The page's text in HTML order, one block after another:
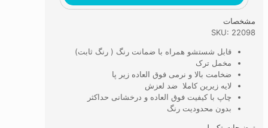
مشخصات
SKU: 22098
قابل شستشو همراه با ضمانت رنگ ( رنگ ثابت)
مخمل ترک
ضخامت بالا و نرمی فوق العاده زیر پا
لایه زیرین کاملا ضد لعزش
چاپ با کیفیت فوق العاده و درخشانی حداکثر
بدون محدودیت رنگ